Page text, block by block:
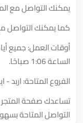
يمكنك التواصل مع
كما يمكنك التواصل
الساعة 1:06 صباحًا.
الفروع المتاحة: اربد -
تساعدك صفحة المتجر
التواصل المتاحة